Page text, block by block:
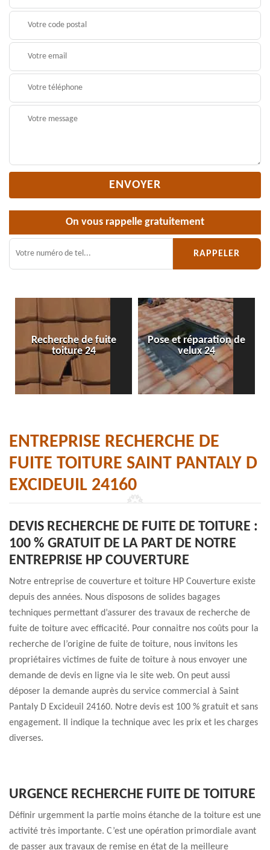
On vous rappelle gratuitement
Recherche de fuite
toiture 24
Pose et réparation de
velux 24
ENTREPRISE RECHERCHE DE
FUITE TOITURE SAINT PANTALY D
EXCIDEUIL 24160
DEVIS RECHERCHE DE FUITE DE TOITURE :
100 % GRATUIT DE LA PART DE NOTRE
ENTREPRISE HP COUVERTURE
Notre entreprise de couverture et toiture HP Couverture existe
depuis des années. Nous disposons de solides bagages
techniques permettant d’assurer des travaux de recherche de
fuite de toiture avec efficacité. Pour connaitre nos coûts pour la
recherche de l’origine de fuite de toiture, nous invitons les
propriétaires victimes de fuite de toiture à nous envoyer une
demande de devis en ligne via le site web. On peut aussi
déposer la demande auprès du service commercial à Saint
Pantaly D Excideuil 24160. Notre devis est 100 % gratuit et sans
engagement. Il indique la technique avec les prix et les charges
diverses.
URGENCE RECHERCHE FUITE DE TOITURE
Définir urgemment la partie moins étanche de la toiture est une
activité très importante. C’est une opération primordiale avant
de passer aux travaux de remise en état de la meilleure